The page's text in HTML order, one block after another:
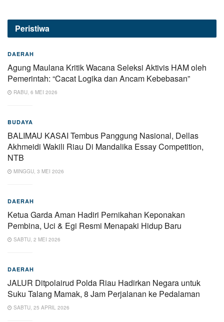
Peristiwa
DAERAH
Agung Maulana Kritik Wacana Seleksi Aktivis HAM oleh
Pemerintah: “Cacat Logika dan Ancam Kebebasan”
RABU, 6 MEI 2026
BUDAYA
BALIMAU KASAI Tembus Panggung Nasional, Dellas
Akhmeidi Wakili Riau Di Mandalika Essay Competition,
NTB
MINGGU, 3 MEI 2026
DAERAH
Ketua Garda Aman Hadiri Pernikahan Keponakan
Pembina, Uci & Egi Resmi Menapaki Hidup Baru
SABTU, 2 MEI 2026
DAERAH
JALUR Ditpolairud Polda Riau Hadirkan Negara untuk
Suku Talang Mamak, 8 Jam Perjalanan ke Pedalaman
SABTU, 25 APRIL 2026